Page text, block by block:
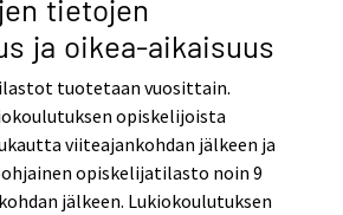
tietojen
ja oikea-aikaisuus
tuotetaan vuosittain.
opiskelijoista
viiteajankohdan jälkeen ja
opiskelijatilasto noin 9
jälkeen. Lukiokoulutuksen